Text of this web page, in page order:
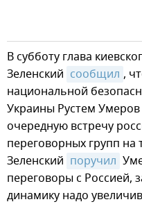
В субботу глава
Зеленский сообщил ,
национальной
Украины Рустем
очередную встречу
переговорных групп
Зеленский поручил
переговоры с Россией,
динамику надо